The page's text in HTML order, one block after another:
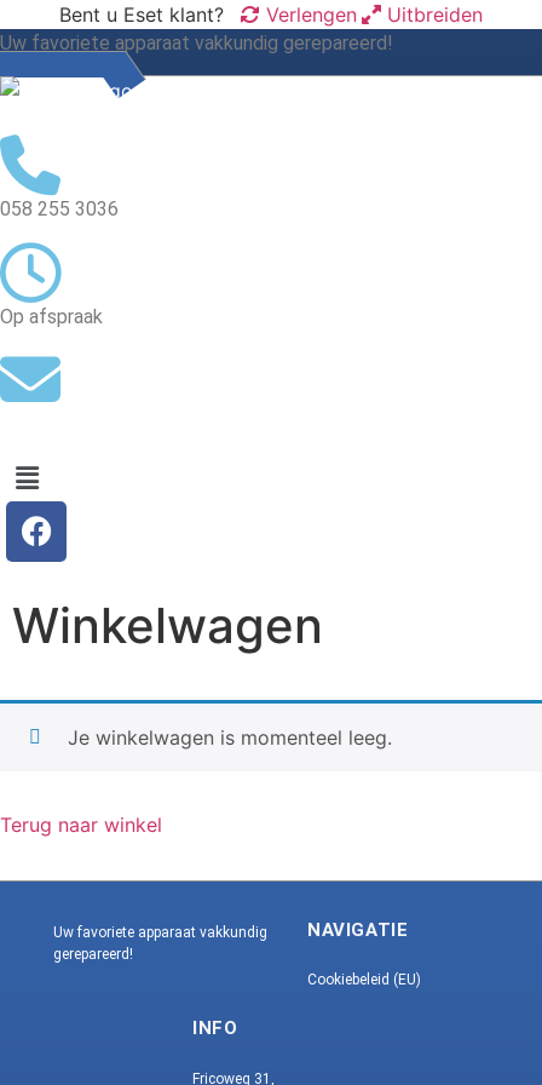
Bent u Eset klant? Verlengen Uitbreiden
Uw favoriete apparaat vakkundig gerepareerd!
058 255 3036
Op afspraak
Winkelwagen
Je winkelwagen is momenteel leeg.
Terug naar winkel
Uw favoriete apparaat vakkundig
gerepareerd!
NAVIGATIE
Cookiebeleid (EU)
INFO
Fricoweg 31,